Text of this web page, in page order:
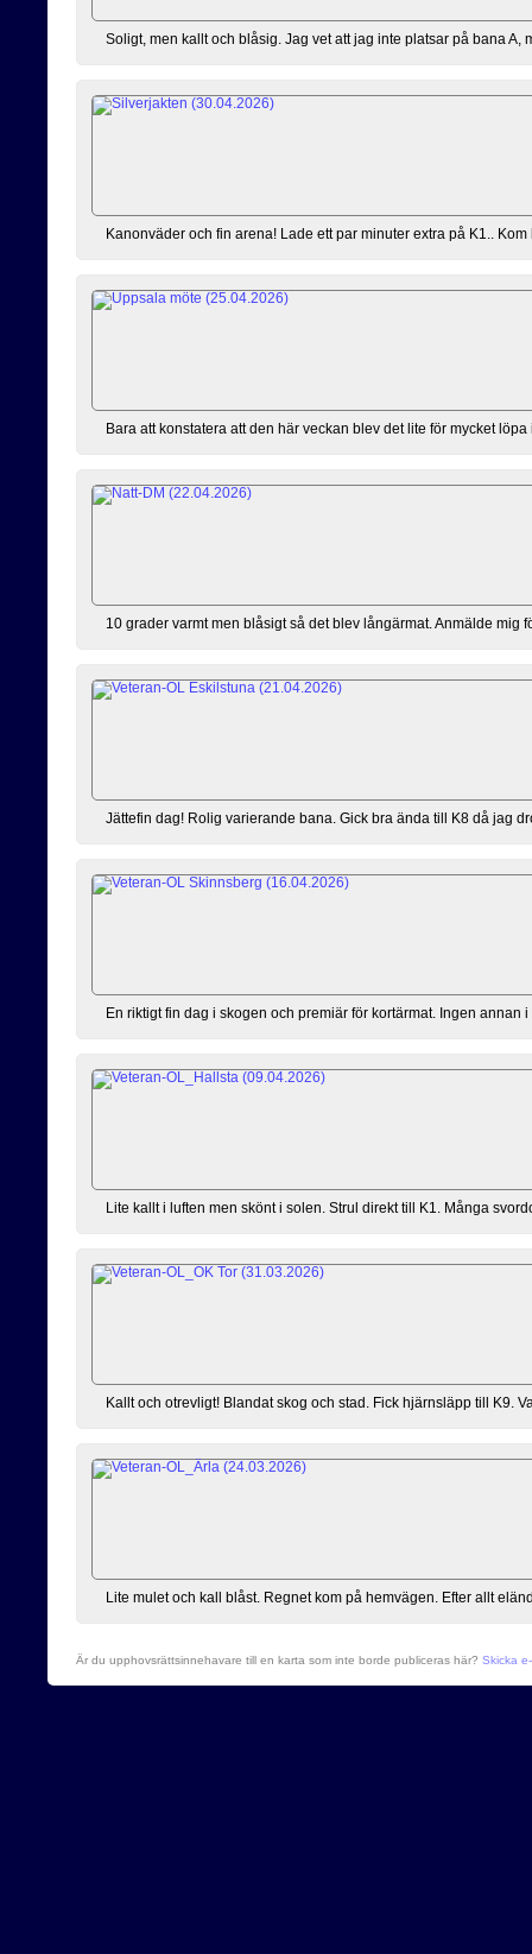
Soligt, men kallt och blåsig. Jag vet att jag inte platsar på bana
Kanonväder och fin arena! Lade ett par minuter extra på K1..
Bara att konstatera att den här veckan blev det lite för mycket
10 grader varmt men blåsigt så det blev långärmat. Anmälde mig
Jättefin dag! Rolig varierande bana. Gick bra ända till K8 då jag
En riktigt fin dag i skogen och premiär för kortärmat. Ingen
Lite kallt i luften men skönt i solen. Strul direkt till K1. Många
Kallt och otrevligt! Blandat skog och stad. Fick hjärnsläpp till K9.
Lite mulet och kall blåst. Regnet kom på hemvägen. Efter allt
Är du upphovsrättsinnehavare till en karta som inte borde publiceras här? Skicka